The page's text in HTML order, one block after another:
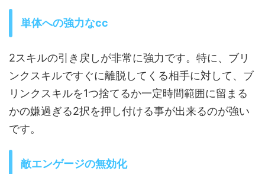
単体への強力なcc
2スキルの引き戻しが非常に強力です。特に、ブリ
ンクスキルですぐに離脱してくる相手に対して、ブ
リンクスキルを1つ捨てるか一定時間範囲に留まる
かの嫌過ぎる2択を押し付ける事が出来るのが強い
です。
敵エンゲージの無効化